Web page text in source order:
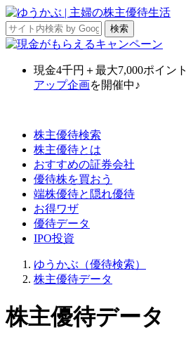
現金4千円＋最大7,000ポイント
アップ企画を開催中♪
株主優待検索
株主優待とは
おすすめの証券会社
優待株を買おう
端株優待と隠れ優待
お得ワザ
優待データ
IPO投資
ゆうかぶ（優待検索）
株主優待データ
株主優待データ